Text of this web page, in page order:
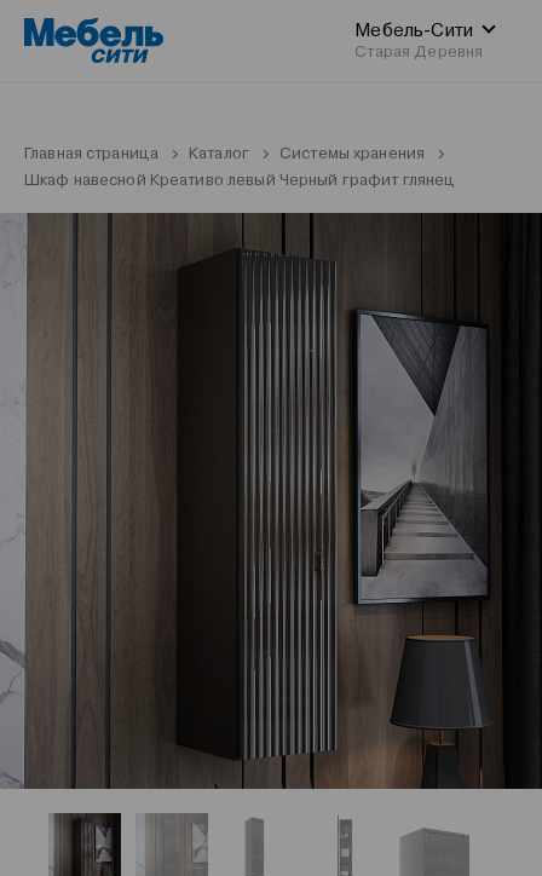
Мебель-Сити
Старая Деревня
Главная страница Каталог
Системы хранения
Шкаф навесной Креативо левый Черный графит глянец